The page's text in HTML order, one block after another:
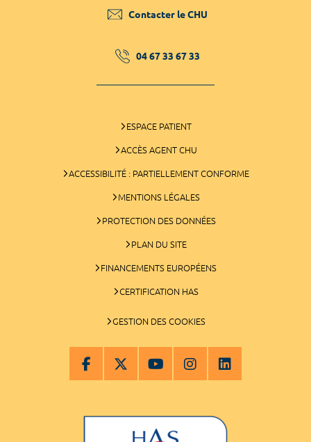
Contacter le CHU
04 67 33 67 33
ESPACE PATIENT
ACCÈS AGENT CHU
ACCESSIBILITÉ : PARTIELLEMENT CONFORME
MENTIONS LÉGALES
PROTECTION DES DONNÉES
PLAN DU SITE
FINANCEMENTS EUROPÉENS
CERTIFICATION HAS
GESTION DES COOKIES